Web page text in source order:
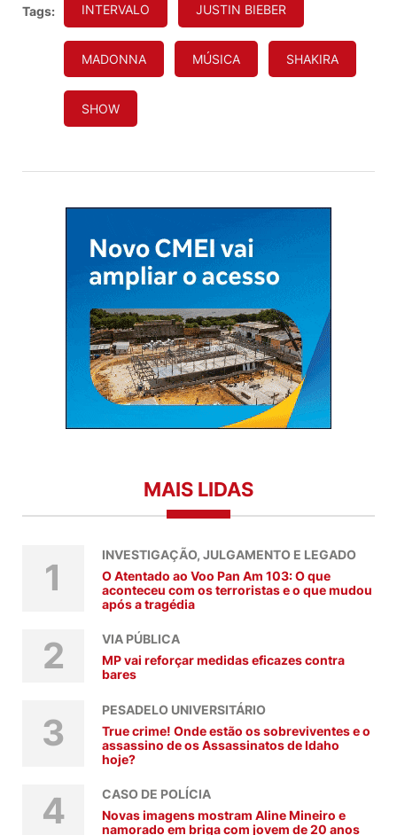
Tags: INTERVALO JUSTIN BIEBER
MADONNA MÚSICA SHAKIRA
SHOW
MAIS LIDAS
1
INVESTIGAÇÃO, JULGAMENTO E LEGADO
O Atentado ao Voo Pan Am 103: O que
aconteceu com os terroristas e o que mudou
após a tragédia
2
VIA PÚBLICA
MP vai reforçar medidas eficazes contra
bares
3
PESADELO UNIVERSITÁRIO
True crime! Onde estão os sobreviventes e o
assassino de os Assassinatos de Idaho
hoje?
4
CASO DE POLÍCIA
Novas imagens mostram Aline Mineiro e
namorado em briga com jovem de 20 anos